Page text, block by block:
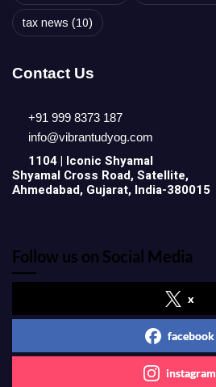
tax news (10)
Contact Us
+91 999 8373 187
info@vibrantudyog.com
1104 | Iconic Shyamal
Shyamal Cross Road, Satellite,
Ahmedabad, Gujarat, India-380015
Follow us on Social Media
x
facebook
instagram